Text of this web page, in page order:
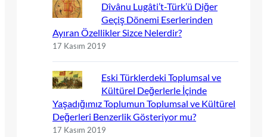
Dîvânu Lugâti’t-Türk’ü Diğer
Geçiş Dönemi Eserlerinden
Ayıran Özellikler Sizce Nelerdir?
17 Kasım 2019
Eski Türklerdeki Toplumsal ve
Kültürel Değerlerle İçinde
Yaşadığımız Toplumun Toplumsal ve Kültürel
Değerleri Benzerlik Gösteriyor mu?
17 Kasım 2019